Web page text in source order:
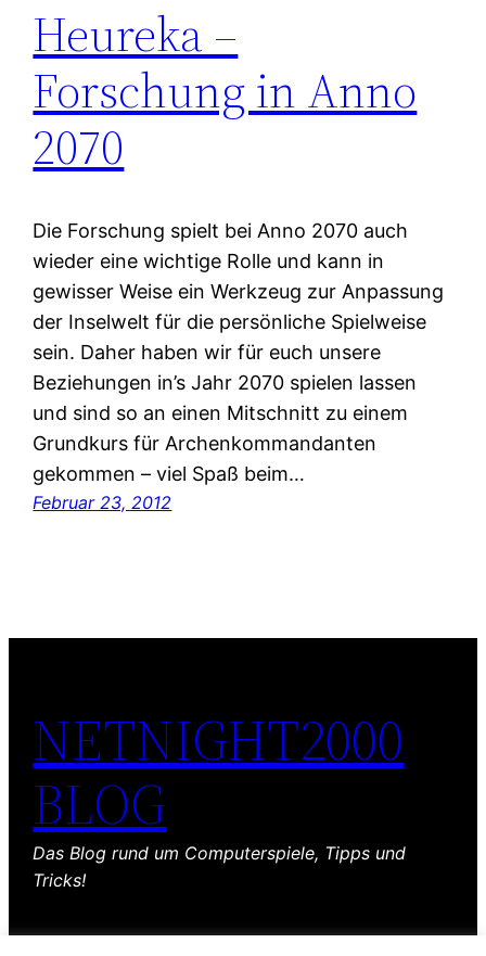
Heureka –
Forschung in Anno
2070
Die Forschung spielt bei Anno 2070 auch
wieder eine wichtige Rolle und kann in
gewisser Weise ein Werkzeug zur Anpassung
der Inselwelt für die persönliche Spielweise
sein. Daher haben wir für euch unsere
Beziehungen in’s Jahr 2070 spielen lassen
und sind so an einen Mitschnitt zu einem
Grundkurs für Archenkommandanten
gekommen – viel Spaß beim…
Februar 23, 2012
NETNIGHT2000
BLOG
Das Blog rund um Computerspiele, Tipps und
Tricks!